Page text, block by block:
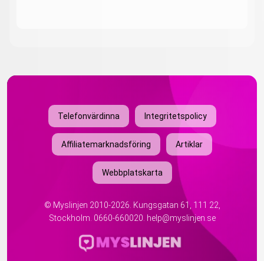
Telefonvärdinna Integritetspolicy
Affiliatemarknadsföring Artiklar
Webbplatskarta
© Myslinjen 2010-2026. Kungsgatan 61, 111 22,
Stockholm. 0660-660020 help@myslinjen.se